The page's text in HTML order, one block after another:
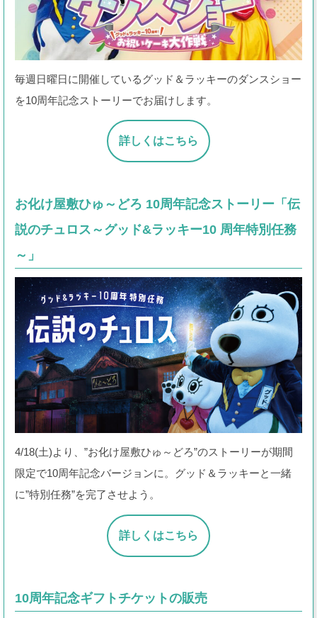
よみランCLUBとは？
毎週日曜日に開催しているグッド＆ラッキーのダンスショー
を10周年記念ストーリーでお届けします。
詳しくはこちら
お化け屋敷ひゅ～どろ 10周年記念ストーリー「伝
説のチュロス～グッド&ラッキー10 周年特別任務
～」
4/18(土)より、”お化け屋敷ひゅ～どろ”のストーリーが期間
限定で10周年記念バージョンに。グッド＆ラッキーと一緒
に”特別任務”を完了させよう。
詳しくはこちら
10周年記念ギフトチケットの販売